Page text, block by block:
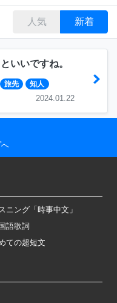
人気 新着
いいですね。
旅先 知人
2024.01.22
ニング「時事中文」
語歌詞
ての超短文